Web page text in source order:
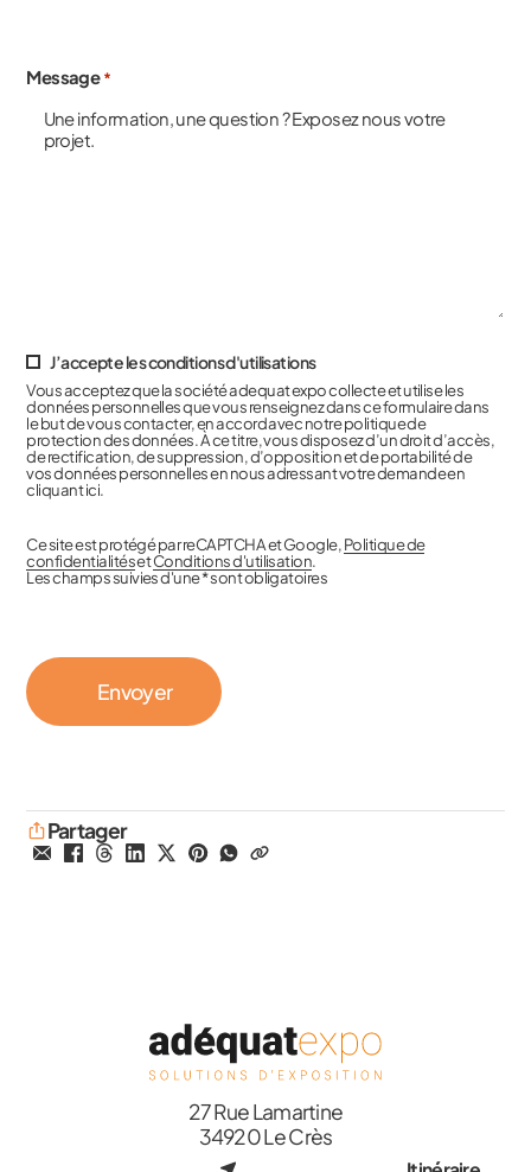
Message *
J’accepte les conditions d'utilisations
Vous acceptez que la société adequat expo collecte et utilise les
données personnelles que vous renseignez dans ce formulaire dans
le but de vous contacter, en accord avec notre politique de
protection des données. À ce titre, vous disposez d’un droit d’accès,
de rectification, de suppression, d’opposition et de portabilité de
vos données personnelles en nous adressant votre demande en
cliquant ici.
Ce site est protégé par reCAPTCHA et Google,Politique de
confidentialitésetConditions d'utilisation.
Les champs suivies d'une * sont obligatoires
Partager
27 Rue Lamartine
34920 Le Crès